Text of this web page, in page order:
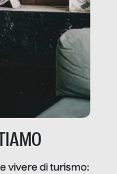
vivere di turismo: